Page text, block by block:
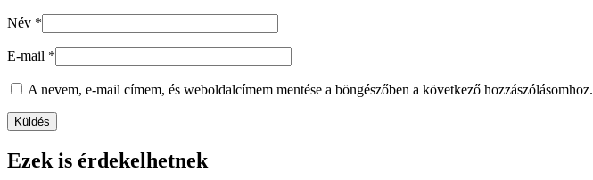
Név *
E-mail *
A nevem, e-mail címem, és weboldalcímem mentése a böngészőben a következő hozzászólásomhoz.
Ezek is érdekelhetnek